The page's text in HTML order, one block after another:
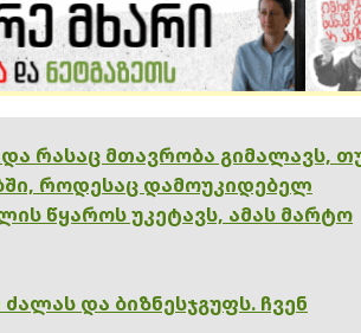
და რასაც მთავრობა გიმალავს,
როდესაც დამოუკიდებელ
წყაროს უკეტავს, ამას მარტო
და ბიზნესჯგუფს. ჩვენ